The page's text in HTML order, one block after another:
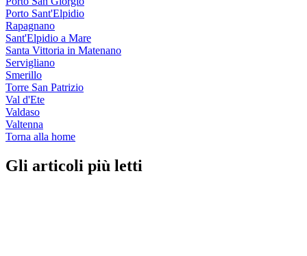
Porto Sant'Elpidio
Rapagnano
Sant'Elpidio a Mare
Santa Vittoria in Matenano
Servigliano
Smerillo
Torre San Patrizio
Val d'Ete
Valdaso
Valtenna
Torna alla home
Gli articoli più letti